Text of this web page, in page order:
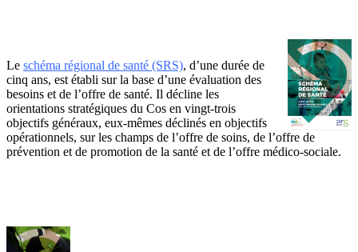
Le schéma régional de santé (SRS), d’une durée de
cinq ans, est établi sur la base d’une évaluation des
besoins et de l’offre de santé. Il décline les
orientations stratégiques du Cos en vingt-trois
objectifs généraux, eux-mêmes déclinés en objectifs
opérationnels, sur les champs de l’offre de soins, de l’offre de
prévention et de promotion de la santé et de l’offre médico-sociale.